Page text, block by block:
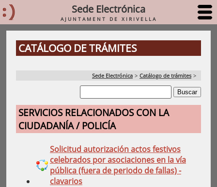
Sede Electrónica
AJUNTAMENT DE XIRIVELLA
CATÁLOGO DE TRÁMITES
Sede Electrónica > Catálogo de trámites >
SERVICIOS RELACIONADOS CON LA
CIUDADANÍA / POLICÍA
Solicitud autorización actos festivos
celebrados por asociaciones en la vía
pública (fuera de periodo de fallas) -
clavarios